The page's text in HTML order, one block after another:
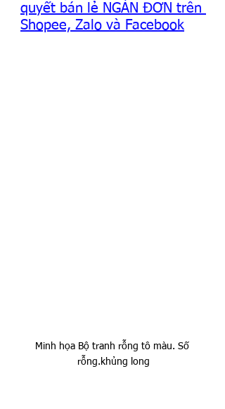
quyết bán lẻ NGÀN ĐƠN trên
Shopee, Zalo và Facebook
Minh họa Bộ tranh rỗng tô màu. Số
rỗng.khủng long